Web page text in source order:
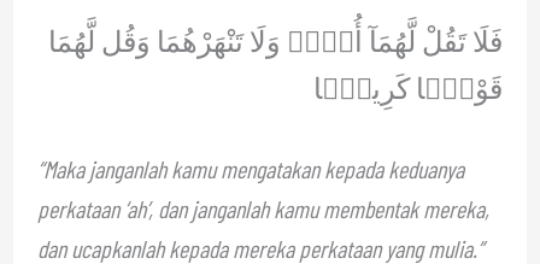
فَلَا تَقُلْ لَّهُمَآ أُفٍّۢ وَلَا تَنْهَرْهُمَا وَقُل لَّهُمَا
قَوْلًۭا كَرِيمًۭا
“Maka janganlah kamu mengatakan kepada keduanya
perkataan ‘ah’, dan janganlah kamu membentak mereka,
dan ucapkanlah kepada mereka perkataan yang mulia.”